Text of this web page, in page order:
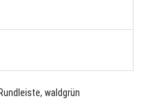
waldgrün